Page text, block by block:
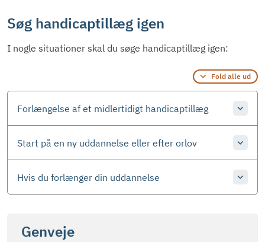
Søg handicaptillæg igen
I nogle situationer skal du søge handicaptillæg igen:
Fold alle ud
Forlængelse af et midlertidigt handicaptillæg
Start på en ny uddannelse eller efter orlov
Hvis du forlænger din uddannelse
Genveje